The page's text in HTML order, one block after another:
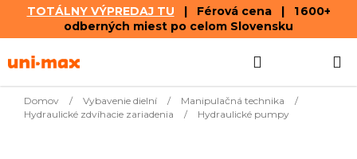
TOTÁLNY VÝPREDAJ TU | Férová cena | 1 600+
odberných miest po celom Slovensku
na
KOŠÍK
Domov / Vybavenie dielní / Manipulačná technika
/
Hydraulické zdvíhacie zariadenia
/ Hydraulické pumpy